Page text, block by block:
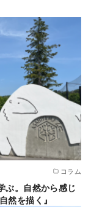
コラム
ぶ。自然から感じ
を描く』